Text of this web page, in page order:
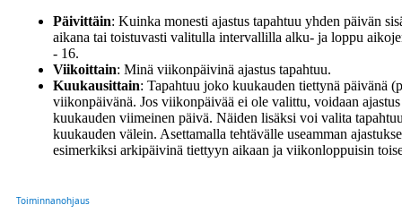
Päivittäin: Kuinka monesti ajastus tapahtuu yhden päivän
aikana tai toistuvasti valitulla intervallilla alku- ja loppu
- 16.
Viikoittain: Minä viikonpäivinä ajastus tapahtuu.
Kuukausittain: Tapahtuu joko kuukauden tiettynä päivänä
viikonpäivänä. Jos viikonpäivää ei ole valittu, voidaan
kuukauden viimeinen päivä. Näiden lisäksi voi valita
kuukauden välein. Asettamalla tehtävälle useamman
esimerkiksi arkipäivinä tiettyyn aikaan ja viikonloppuisin
Toiminnanohjaus